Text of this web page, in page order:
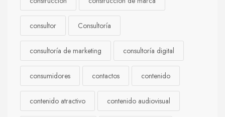
consultor Consultoría
consultoría de marketing consultoría digital
consumidores contactos contenido
contenido atractivo contenido audiovisual